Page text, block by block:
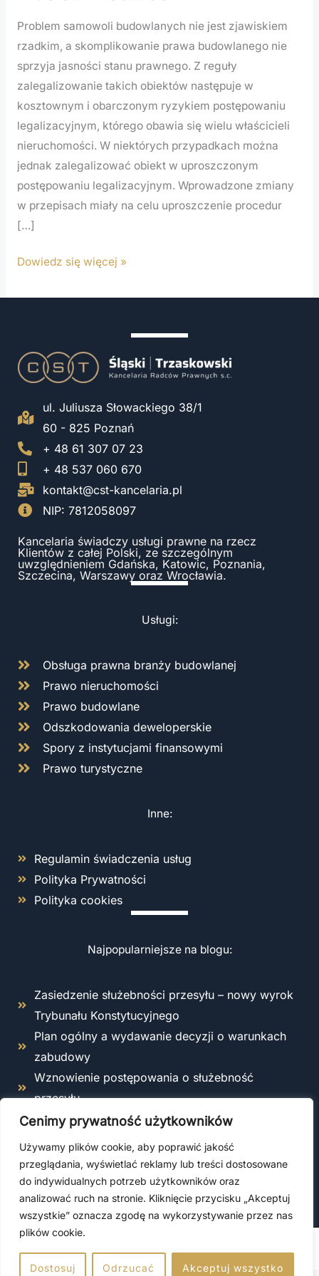
Cenimy prywatność użytkowników
Używamy plików cookie, aby poprawić jakość
przeglądania, wyświetlać reklamy lub treści dostosowane
do indywidualnych potrzeb użytkowników oraz
analizować ruch na stronie. Kliknięcie przycisku „Akceptuj
wszystkie” oznacza zgodę na wykorzystywanie przez nas
plików cookie.
Dostosuj Odrzucać Akceptuj wszystko
Problem samowoli budowlanych nie jest zjawiskiem
rzadkim, a skomplikowanie prawa budowlanego nie
sprzyja jasności stanu prawnego. Z reguły
zalegalizowanie takich obiektów następuje w
kosztownym i obarczonym ryzykiem postępowaniu
legalizacyjnym, którego obawia się wielu właścicieli
nieruchomości. W niektórych przypadkach można
jednak zalegalizować obiekt w uproszczonym
postępowaniu legalizacyjnym. Wprowadzone zmiany
w przepisach miały na celu uproszczenie procedur
[…]
Dowiedz się więcej »
ul. Juliusza Słowackiego 38/1
60 - 825 Poznań
+ 48 61 307 07 23
+ 48 537 060 670
kontakt@cst-kancelaria.pl
NIP: 7812058097
Kancelaria świadczy usługi prawne na rzecz
Klientów z całej Polski, ze szczególnym
uwzględnieniem Gdańska, Katowic, Poznania,
Szczecina, Warszawy oraz Wrocławia.
Usługi:
Obsługa prawna branży budowlanej
Prawo nieruchomości
Prawo budowlane
Odszkodowania deweloperskie
Spory z instytucjami finansowymi
Prawo turystyczne
Inne:
Regulamin świadczenia usług
Polityka Prywatności
Polityka cookies
Najpopularniejsze na blogu:
Zasiedzenie służebności przesyłu – nowy wyrok
Trybunału Konstytucyjnego
Plan ogólny a wydawanie decyzji o warunkach
zabudowy
Wznowienie postępowania o służebność
przesyłu
Odstąpienie od umowy o roboty budowlane –
Co obejmuje ubezpieczenie OC kierownika
budowy?
© 2026 Usługi prawne